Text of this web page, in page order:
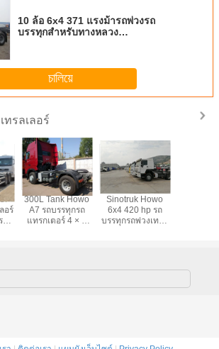
10 ล้อ 6x4 371 แรงม้ารถพ่วงรถ
บรรทุกสำหรับทางหลวง
চালিয়ে
ทรลเลอร์
อร์
ถ
300L Tank Howo
A7 รถบรรทุกรถ
แทรกเตอร์ 4 × 2
Sinotruk Howo
6x4 420 hp รถ
บรรทุกรถพ่วงเทรล